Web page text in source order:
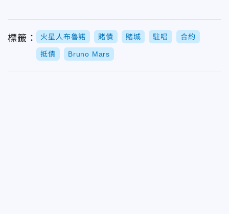
標籤： 火星人布魯諾 賭債 賭城 駐唱 合約
抵債 Bruno Mars